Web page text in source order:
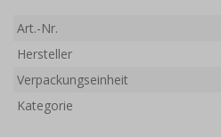
Art.-Nr.
Hersteller
Verpackungseinheit
Kategorie